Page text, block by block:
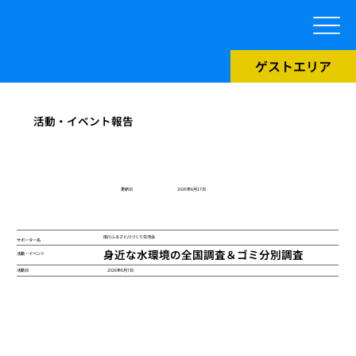
ゲストエリア
活動・イベント報告
​更新日 2026年6月17日
サポーター名 田川ふるさと川づくり交流会
活動・イベント 身近な水環境の全国調査＆ゴミ分別調査
活動日 2026年6月7日